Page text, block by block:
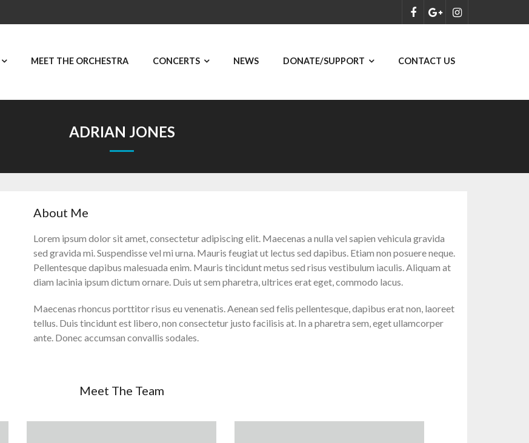
MEET THE ORCHESTRA CONCERTS NEWS DONATE/SUPPORT CONTACT US
ADRIAN JONES
About Me
Lorem ipsum dolor sit amet, consectetur adipiscing elit. Maecenas a nulla vel sapien vehicula gravida
sed gravida mi. Suspendisse vel mi urna. Mauris feugiat ut lectus sed dapibus. Etiam non posuere neque.
Pellentesque dapibus malesuada enim. Mauris tincidunt metus sed risus vestibulum iaculis. Aliquam at
diam lacinia ipsum dictum ornare. Duis ut sem pharetra, ultrices erat eget, commodo lacus.
Maecenas rhoncus porttitor risus eu venenatis. Aenean sed felis pellentesque, dapibus erat non, laoreet
tellus. Duis tincidunt est libero, non consectetur justo facilisis at. In a pharetra sem, eget ullamcorper
ante. Donec accumsan convallis sodales.
Meet The Team